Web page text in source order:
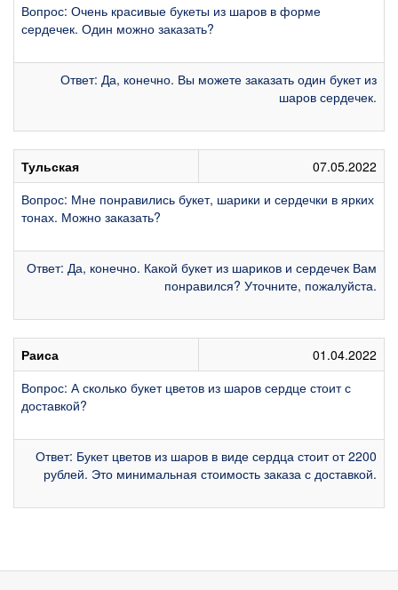
Вопрос: Очень красивые букеты из шаров в форме
сердечек. Один можно заказать?
Ответ: Да, конечно. Вы можете заказать один букет из
шаров сердечек.
Тульская
07.05.2022
Вопрос: Мне понравились букет, шарики и сердечки в ярких
тонах. Можно заказать?
Ответ: Да, конечно. Какой букет из шариков и сердечек Вам
понравился? Уточните, пожалуйста.
Раиса
01.04.2022
Вопрос: А сколько букет цветов из шаров сердце стоит с
доставкой?
Ответ: Букет цветов из шаров в виде сердца стоит от 2200
рублей. Это минимальная стоимость заказа с доставкой.